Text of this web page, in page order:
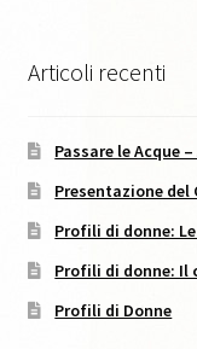
Caffè Storico, XV,
Caffè Storico, XVI,
Articoli recenti
Passare le Acque
Presentazione del
Profili di donne:
Profili di donne: Il
Profili di Donne